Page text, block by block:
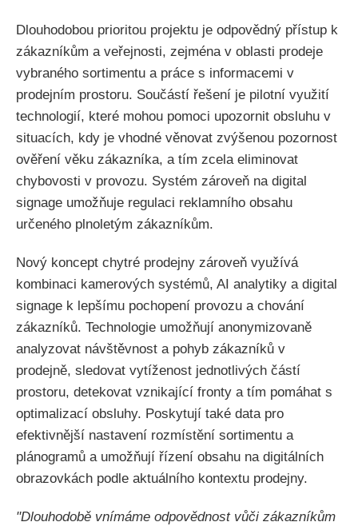
Dlouhodobou prioritou projektu je odpovědný přístup k
zákazníkům a veřejnosti, zejména v oblasti prodeje
vybraného sortimentu a práce s informacemi v
prodejním prostoru. Součástí řešení je pilotní využití
technologií, které mohou pomoci upozornit obsluhu v
situacích, kdy je vhodné věnovat zvýšenou pozornost
ověření věku zákazníka, a tím zcela eliminovat
chybovosti v provozu. Systém zároveň na digital
signage umožňuje regulaci reklamního obsahu
určeného plnoletým zákazníkům.
Nový koncept chytré prodejny zároveň využívá
kombinaci kamerových systémů, AI analytiky a digital
signage k lepšímu pochopení provozu a chování
zákazníků. Technologie umožňují anonymizovaně
analyzovat návštěvnost a pohyb zákazníků v
prodejně, sledovat vytíženost jednotlivých částí
prostoru, detekovat vznikající fronty a tím pomáhat s
optimalizací obsluhy. Poskytují také data pro
efektivnější nastavení rozmístění sortimentu a
plánogramů a umožňují řízení obsahu na digitálních
obrazovkách podle aktuálního kontextu prodejny.
"Dlouhodobě vnímáme odpovědnost vůči zákazníkům